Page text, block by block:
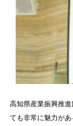
高知県産業振興推
ても非常に魅力が